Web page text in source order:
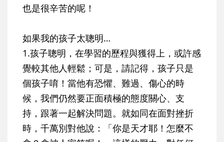
也是很辛苦的呢！
如果我的孩子太聰明…
1.孩子聰明，在學習的歷程與獲得上，或許感
覺較其他人輕鬆；可是，請記得，孩子只是
個孩子唷！當他有恐懼、難過、傷心的時
候，我們仍然要正面積極的態度關心、支
持，跟著一起解決問題。就如同在面對挫折
時，千萬別對他說：「你是天才耶！怎麼不